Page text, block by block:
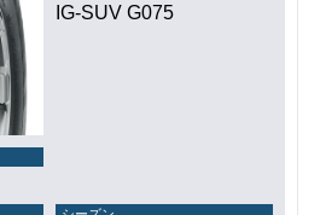
IG-SUV G075